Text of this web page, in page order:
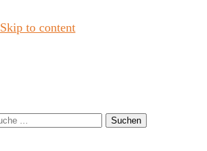
Skip to content
Suchen
Suchen